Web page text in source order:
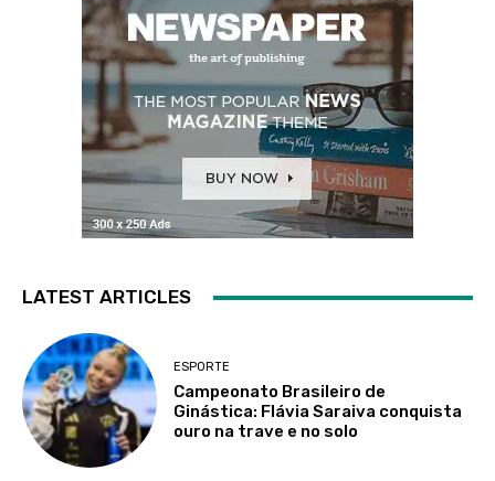
LATEST ARTICLES
ESPORTE
Campeonato Brasileiro de
Ginástica: Flávia Saraiva conquista
ouro na trave e no solo